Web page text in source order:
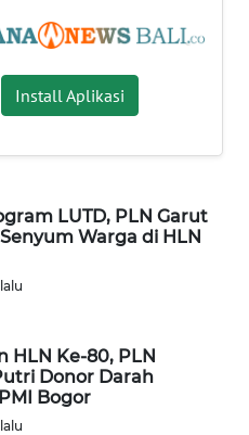
Install Aplikasi
LUTD, PLN Garut
Warga di HLN
HLN Ke-80, PLN
Donor Darah
Bogor